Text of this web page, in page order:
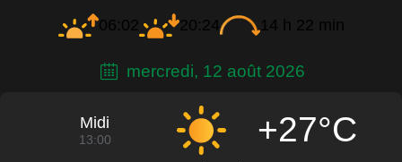
06:02 20:24 14 h 22 min
mercredi, 12 août 2026
Midi
13:00 +27°C